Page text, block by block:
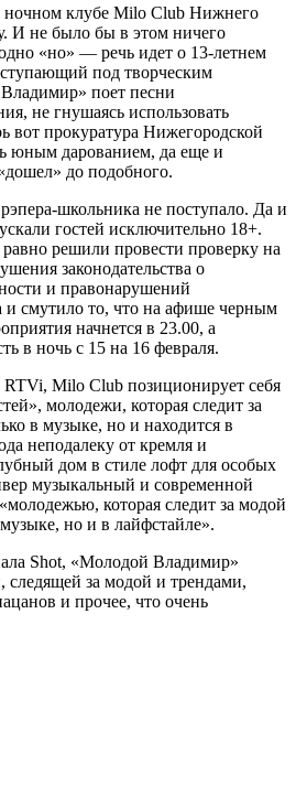
клубе Milo Club Нижнего
И не было бы в этом ничего
«но» — речь идет о 13-летнем
под творческим
поет песни
не гнушаясь использовать
вот прокуратура Нижегородской
юным дарованием, да еще и
до подобного.
школьника не поступало. Да и
гостей исключительно 18+.
решили провести проверку на
законодательства о
и правонарушений
и смутило то, что на афише черным
начнется в 23.00, а
в ночь с 15 на 16 февраля.
Milo Club позиционирует себя
молодежи, которая следит за
в музыке, но и находится в
неподалеку от кремля и
дом в стиле лофт для особых
музыкальный и современной
которая следит за модой
но и в лайфстайле».
Shot, «Молодой Владимир»
следящей за модой и трендами,
и прочее, что очень